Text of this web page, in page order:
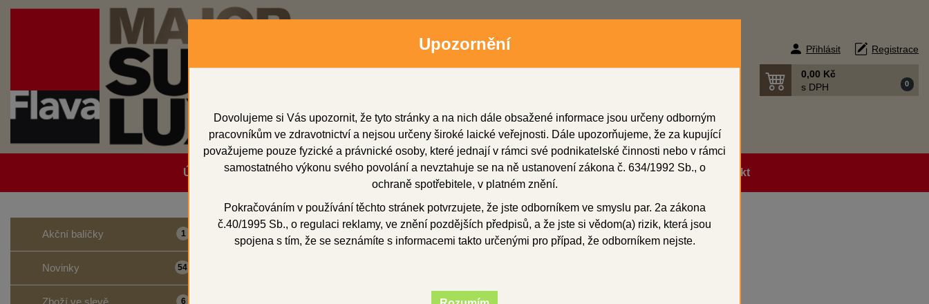
Přihlásit Registrace
0,00 Kč
s DPH
0
Úvodní strana Obchodní zástupci Soubory ke stažení O firmě Obchodní podmínky Kontakt
Akční balíčky 1
Novinky 54
Zboží ve slevě 6
Domů
Upozornění
Dovolujeme si Vás upozornit, že tyto stránky a na nich dále obsažené informace jsou určeny odborným
pracovníkům ve zdravotnictví a nejsou určeny široké laické veřejnosti. Dále upozorňujeme, že za kupující
považujeme pouze fyzické a právnické osoby, které jednají v rámci své podnikatelské činnosti nebo v rámci
samostatného výkonu svého povolání a nevztahuje se na ně ustanovení zákona č. 634/1992 Sb., o
ochraně spotřebitele, v platném znění.
Pokračováním v používání těchto stránek potvrzujete, že jste odborníkem ve smyslu par. 2a zákona
č.40/1995 Sb., o regulaci reklamy, ve znění pozdějších předpisů, a že jste si vědom(a) rizik, která jsou
spojena s tím, že se seznámíte s informacemi takto určenými pro případ, že odborníkem nejste.